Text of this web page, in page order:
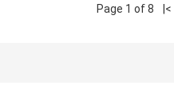
Page 1 of 8 |<